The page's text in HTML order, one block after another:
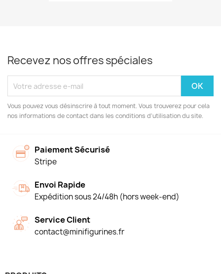
Recevez nos offres spéciales
Vous pouvez vous désinscrire à tout moment. Vous trouverez pour cela
nos informations de contact dans les conditions d'utilisation du site.
Paiement Sécurisé
Stripe
Envoi Rapide
Expédition sous 24/48h (hors week-end)
Service Client
contact@minifigurines.fr